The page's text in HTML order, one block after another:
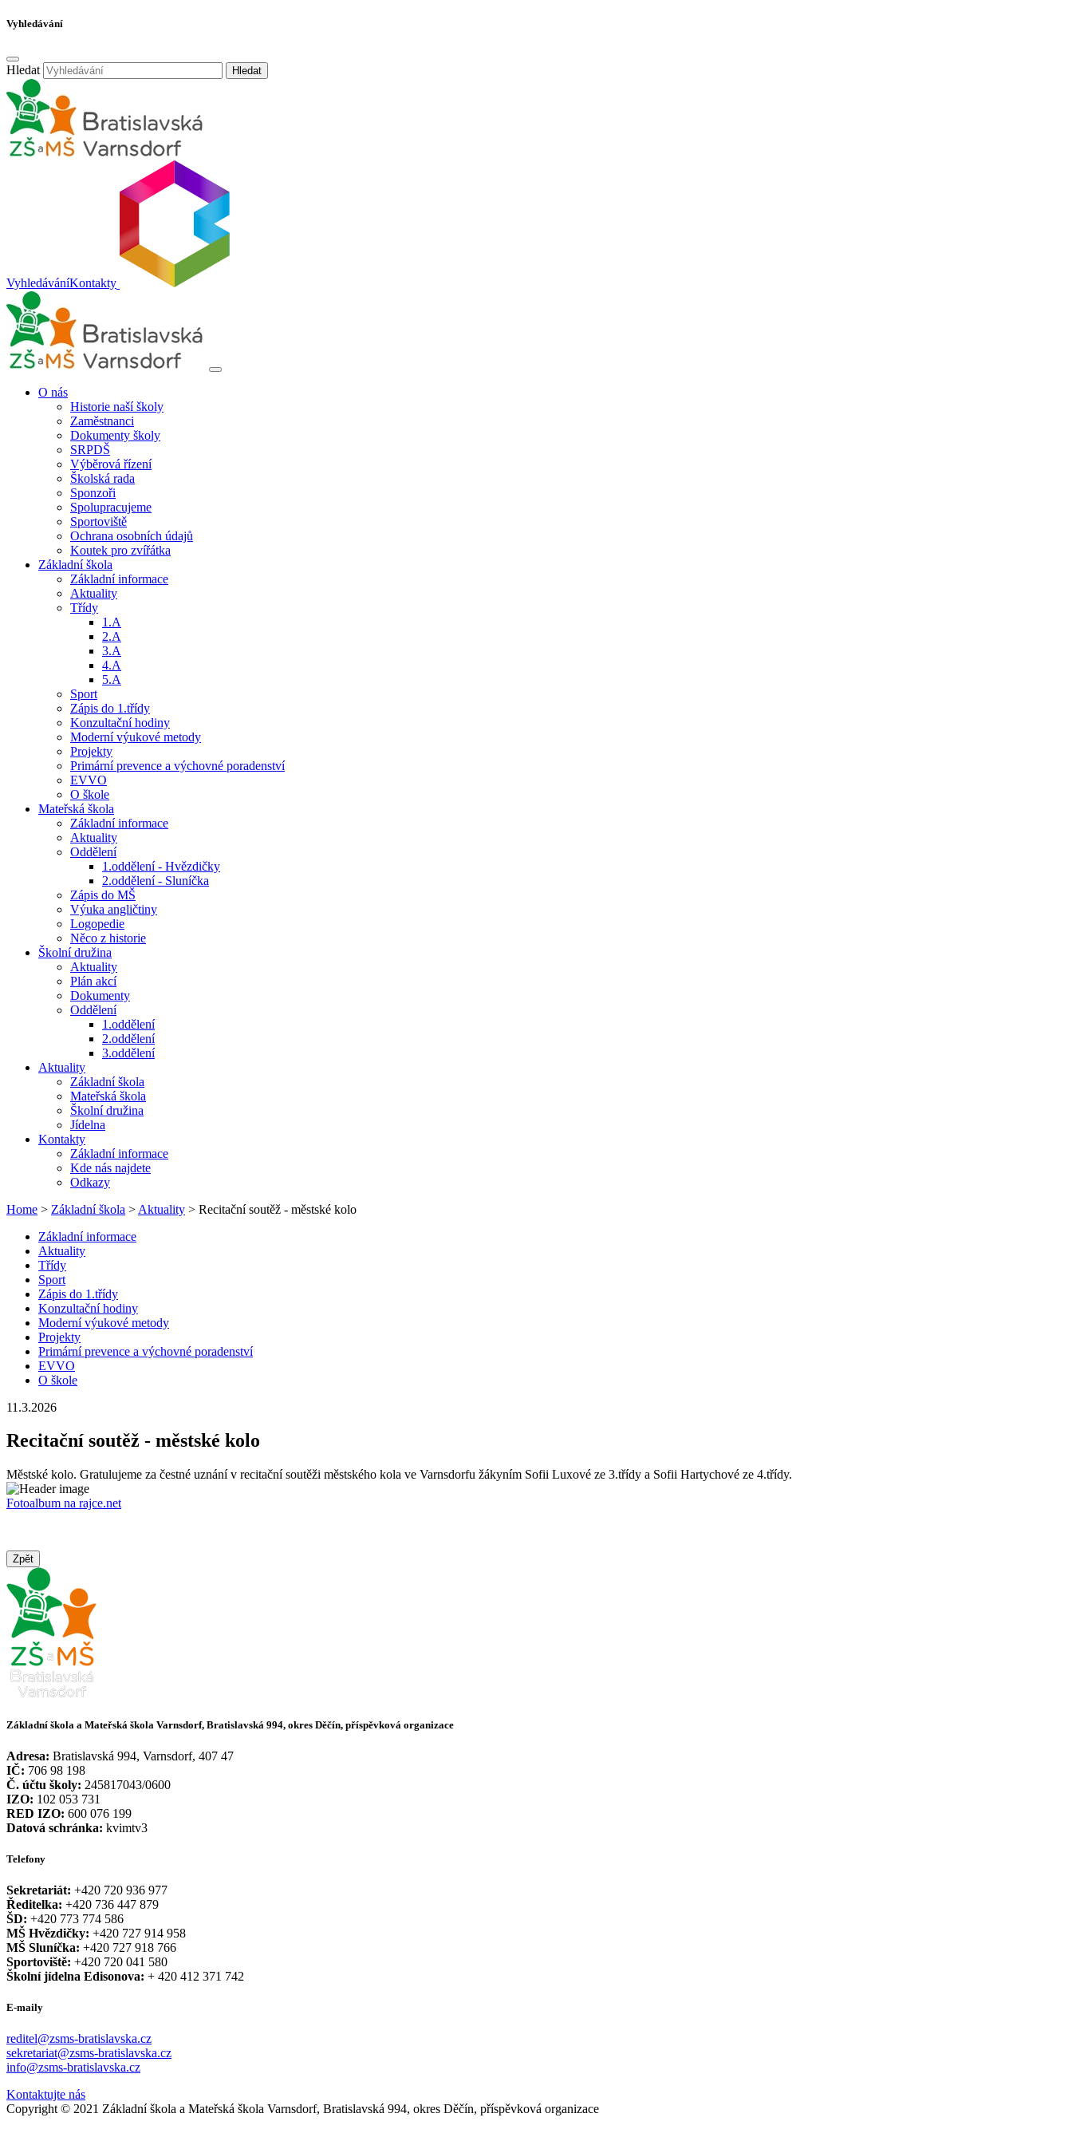
Vyhledávání
Hledat Hledat
VyhledáváníKontakty
O nás
Historie naší školy
Zaměstnanci
Dokumenty školy
SRPDŠ
Výběrová řízení
Školská rada
Sponzoři
Spolupracujeme
Sportoviště
Ochrana osobních údajů
Koutek pro zvířátka
Základní škola
Základní informace
Aktuality
Třídy
1.A
2.A
3.A
4.A
5.A
Sport
Zápis do 1.třídy
Konzultační hodiny
Moderní výukové metody
Projekty
Primární prevence a výchovné poradenství
EVVO
O škole
Mateřská škola
Základní informace
Aktuality
Oddělení
1.oddělení - Hvězdičky
2.oddělení - Sluníčka
Zápis do MŠ
Výuka angličtiny
Logopedie
Něco z historie
Školní družina
Aktuality
Plán akcí
Dokumenty
Oddělení
1.oddělení
2.oddělení
3.oddělení
Aktuality
Základní škola
Mateřská škola
Školní družina
Jídelna
Kontakty
Základní informace
Kde nás najdete
Odkazy
Home > Základní škola > Aktuality > Recitační soutěž - městské kolo
Základní informace
Aktuality
Třídy
Sport
Zápis do 1.třídy
Konzultační hodiny
Moderní výukové metody
Projekty
Primární prevence a výchovné poradenství
EVVO
O škole
11.3.2026
Recitační soutěž - městské kolo
Městské kolo. Gratulujeme za čestné uznání v recitační soutěži městského kola ve Varnsdorfu žákyním Sofii Luxové ze 3.třídy a Sofii Hartychové ze 4.třídy.
Fotoalbum na rajce.net
Zpět
Základní škola a Mateřská škola Varnsdorf, Bratislavská 994, okres Děčín, příspěvková organizace
Adresa: Bratislavská 994, Varnsdorf, 407 47
IČ: 706 98 198
Č. účtu školy: 245817043/0600
IZO: 102 053 731
RED IZO: 600 076 199
Datová schránka: kvimtv3
Telefony
Sekretariát: +420 720 936 977
Ředitelka: +420 736 447 879
ŠD: +420 773 774 586
MŠ Hvězdičky: +420 727 914 958
MŠ Sluníčka: +420 727 918 766
Sportoviště: +420 720 041 580
Školní jídelna Edisonova: + 420 412 371 742
E-maily
reditel@zsms-bratislavska.cz
sekretariat@zsms-bratislavska.cz
info@zsms-bratislavska.cz
Kontaktujte nás
Copyright © 2021 Základní škola a Mateřská škola Varnsdorf, Bratislavská 994, okres Děčín, příspěvková organizace